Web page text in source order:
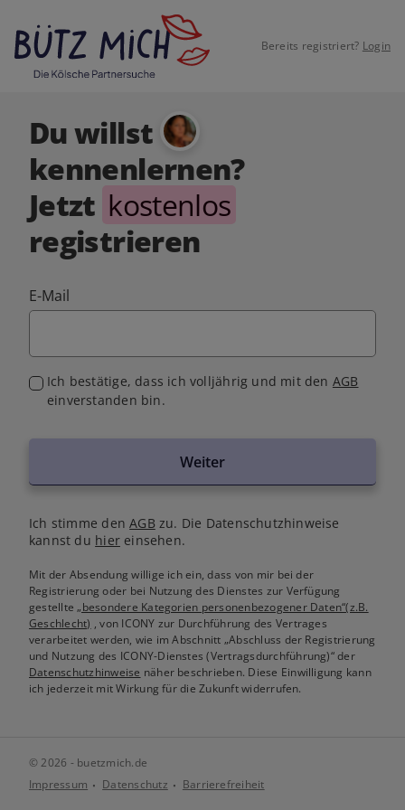
Bereits registriert? Login
Du willst
kennenlernen?
Jetzt kostenlos
registrieren
E-Mail
Ich bestätige, dass ich volljährig und mit den AGB
einverstanden bin.
Weiter
Ich stimme denAGB zu. Die Datenschutzhinweise
kannst du hiereinsehen.
Mit der Absendung willige ich ein, dass von mir bei der
Registrierung oder bei Nutzung des Dienstes zur Verfügung
gestellte„besondere Kategorien personenbezogener Daten“(z.B.
Geschlecht) , von ICONY zur Durchführung des Vertrages
verarbeitet werden, wie im Abschnitt „Abschluss der Registrierung
und Nutzung des ICONY-Dienstes (Vertragsdurchführung)“ der
Datenschutzhinweise näher beschrieben. Diese Einwilligung kann
ich jederzeit mit Wirkung für die Zukunft widerrufen.
© 2026 - buetzmich.de
Impressum
Datenschutz Barrierefreiheit